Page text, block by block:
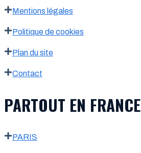
Mentions légales
Politique de cookies
Plan du site
Contact
PARTOUT EN FRANCE
PARIS